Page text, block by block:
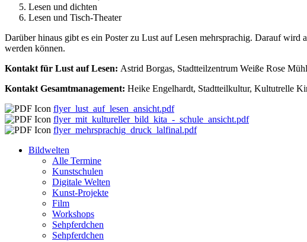
Lesen und dichten
Lesen und Tisch-Theater
Darüber hinaus gibt es ein Poster zu Lust auf Lesen mehrsprachig. Darauf
werden können.
Kontakt für Lust auf Lesen: Astrid Borgas, Stadtteilzentrum Weiße Rose
Kontakt Gesamtmanagement: Heike Engelhardt, Stadtteilkultur, Kultutrelle
flyer_lust_auf_lesen_ansicht.pdf
flyer_mit_kultureller_bild_kita_-_schule_ansicht.pdf
flyer_mehrsprachig_druck_lalfinal.pdf
Bildwelten
Alle Termine
Kunstschulen
Digitale Welten
Kunst-Projekte
Film
Workshops
Sehpferdchen
Sehpferdchen